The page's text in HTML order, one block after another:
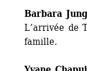
Barbara Jung
L’arrivée de
famille.